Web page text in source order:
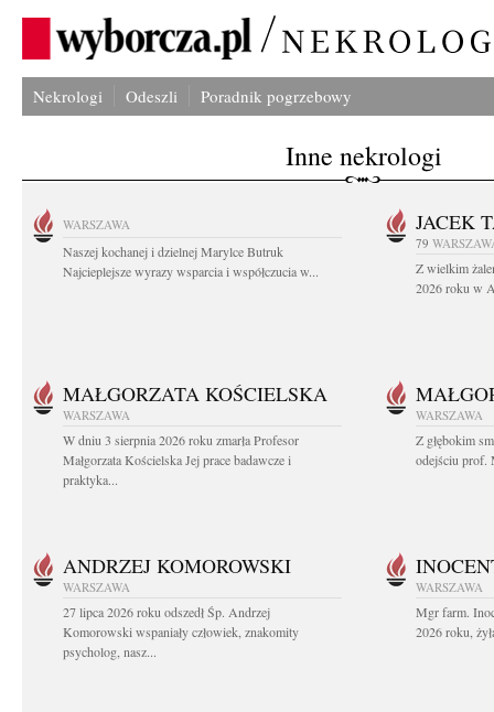
Nekrologi Odeszli Poradnik pogrzebowy
Inne nekrologi
WARSZAWA
Naszej kochanej i dzielnej Marylce Butruk
Najcieplejsze wyrazy wsparcia i współczucia w...
JACEK
79
Z wielkim
2026 roku w
MAŁGORZATA KOŚCIELSKA
WARSZAWA
W dniu 3 sierpnia 2026 roku zmarła Profesor
Małgorzata Kościelska Jej prace badawcze i
praktyka...
WARSZAWA
Z głębokim
odejściu prof.
ANDRZEJ KOMOROWSKI
WARSZAWA
27 lipca 2026 roku odszedł Śp. Andrzej
Komorowski wspaniały człowiek, znakomity
psycholog, nasz...
WARSZAWA
Mgr farm.
2026 roku,